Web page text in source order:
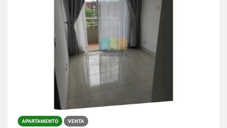
APARTAMENTO VENTA